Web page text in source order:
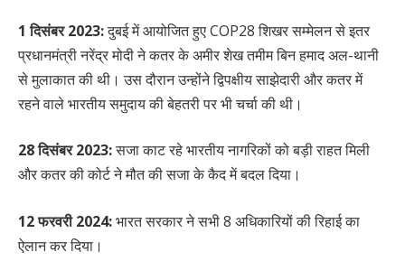
1 दिसंबर 2023:दुबई में आयोजित हुए COP28 शिखर सम्मेलन से इतर
प्रधानमंत्री नरेंद्र मोदी ने कतर के अमीर शेख तमीम बिन हमाद अल-थानी
से मुलाकात की थी। उस दौरान उन्होंने द्विपक्षीय साझेदारी और कतर में
रहने वाले भारतीय समुदाय की बेहतरी पर भी चर्चा की थी।
28 दिसंबर 2023:सजा काट रहे भारतीय नागरिकों को बड़ी राहत मिली
और कतर की कोर्ट ने मौत की सजा के कैद में बदल दिया।
12 फरवरी 2024:भारत सरकार ने सभी 8 अधिकारियों की रिहाई का
ऐलान कर दिया।